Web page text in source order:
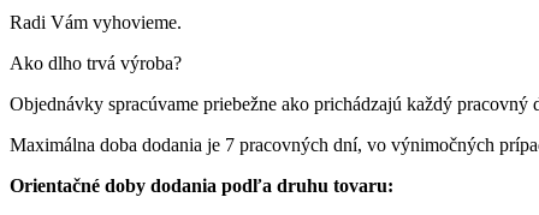
Radi Vám vyhovieme.
Ako dlho trvá výroba?
Objednávky spracúvame priebežne ako prichádzajú každý pracovný
Maximálna doba dodania je 7 pracovných dní, vo výnimočných
Orientačné doby dodania podľa druhu tovaru: